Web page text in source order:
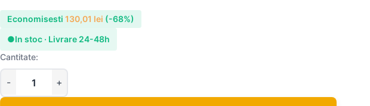
Economisesti130,01 lei (-68%)
●In stoc · Livrare 24-48h
Cantitate: